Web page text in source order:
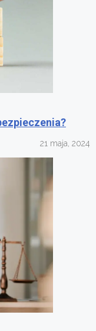
21 maja, 2024